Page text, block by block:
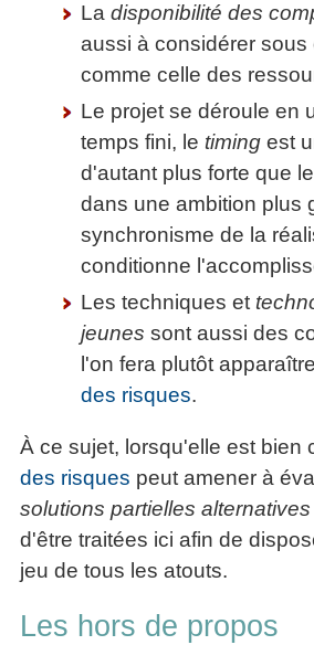
La disponibilité des
aussi à considérer sous
comme celle des
Le projet se déroule en
temps fini, le timing est
d'autant plus forte que
dans une ambition plus
synchronisme de la
conditionne
Les techniques et
jeunes sont aussi des
l'on fera plutôt
des risques.
À ce sujet, lorsqu'elle est bien
des risques peut amener à
solutions partielles alternatives
d'être traitées ici afin de
jeu de tous les atouts.
Les hors de propos